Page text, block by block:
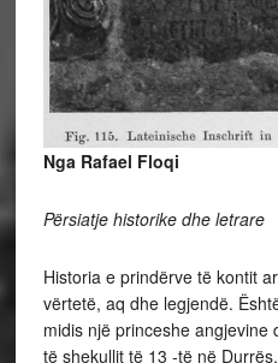
Nga Rafael Floqi
Përsiatje historike dhe letrare
Historia e prindërve të kontit
vërtetë, aq dhe legjendë.
midis një princeshe angjevine
të shekullit të 13 -të në